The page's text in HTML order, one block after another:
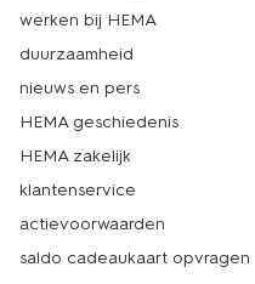
werken bij HEMA
duurzaamheid
nieuws en pers
HEMA geschiedenis
HEMA zakelijk
klantenservice
actievoorwaarden
saldo cadeaukaart opvragen